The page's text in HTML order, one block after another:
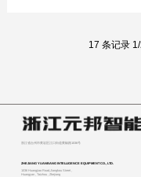
17 条记录
浙江省台州市黄岩区江口街道黄椒路1036号
ZHEJIANG YUANBANG INTELLIGENCE EQUIPMENT CO., LTD.
1036 Huangjiao Road,Jiangkou Street ,
Huangyan , Taizhou , Zhejiang